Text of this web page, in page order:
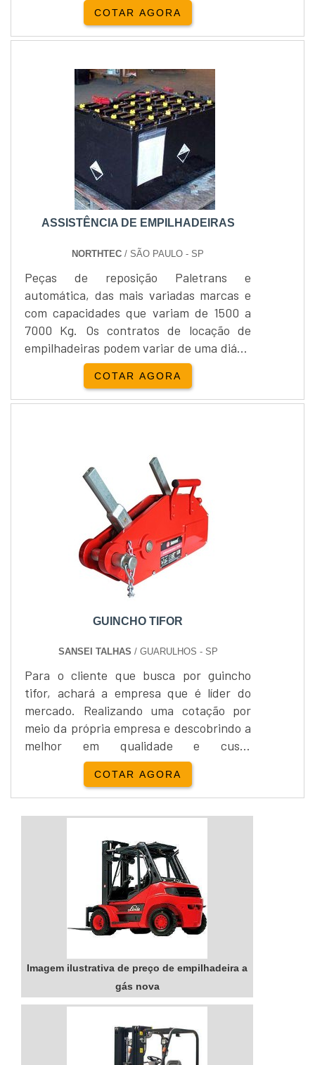
melhor para os clientes.Locação e venda
Yale Empilhadeira:Além da locação de
venda de empilhadeira...
COTAR AGORA
ASSISTÊNCIA DE EMPILHADEIRAS
NORTHTEC / SÃO PAULO - SP
Peças de reposição Paletrans e
automática, das mais variadas marcas e
com capacidades que variam de 1500 a
7000 Kg. Os contratos de locação de
empilhadeiras podem variar de uma diária
à necessidade do cliente, sempre com
intuito de proporcionar o melhor para os
clientes.Locação e venda Yale
venda de empilhadeira...
COTAR AGORA
GUINCHO TIFOR
SANSEI TALHAS / GUARULHOS - SP
Para o cliente que busca por guincho
tifor, achará a empresa que é líder do
mercado. Realizando uma cotação por
meio da própria empresa e descobrindo a
melhor em qualidade e custo
benefício.DETALHES SOBRE GUINCHO
TIFORQuem pesquisa na internet por
guincho tipo tifor em uma empresa
responsável, descobre o site da Sansei
mecânico 2 toneladas e empilhadeira
elétrica 3,5m, oferecendo o que há de
COTAR AGORA
Imagem ilustrativa de preço de empilhadeira a
gás nova